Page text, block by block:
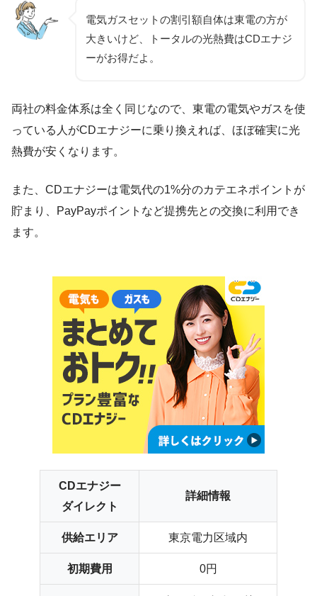
電力量料金
（120〜300kWh/月）
35.59円 36.40円
第3段階
（300kWh/月〜）
料金比較
（～20㎥）
基準単位料金
（～20㎥）
140.76円 140.94円
電気ガ
スセッ
ト
比較
毎月0.5%割引
ガス代 毎月0.5%割引 なし
電気ガスセットの割引額自体は東電の方が
大きいけど、トータルの光熱費はCDエナジ
ーがお得だよ。
両社の料金体系は全く同じなので、東電の電気やガスを使
っている人がCDエナジーに乗り換えれば、ほぼ確実に光
熱費が安くなります。
また、CDエナジーは電気代の1%分のカテエネポイントが
貯まり、PayPayポイントなど提携先との交換に利用でき
ます。
CDエナジー
ダイレクト
詳細情報
供給エリア 東京電力区域内
初期費用 0円